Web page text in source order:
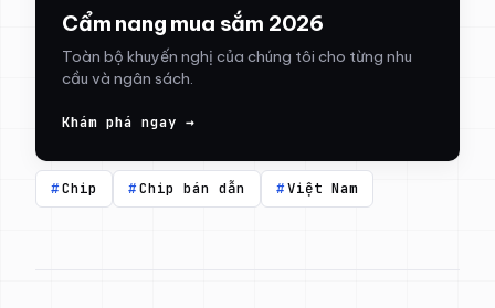
Cẩm nang mua sắm 2026
Toàn bộ khuyến nghị của chúng tôi cho từng nhu
cầu và ngân sách.
Khám phá ngay →
Chip Chip bán dẫn Việt Nam